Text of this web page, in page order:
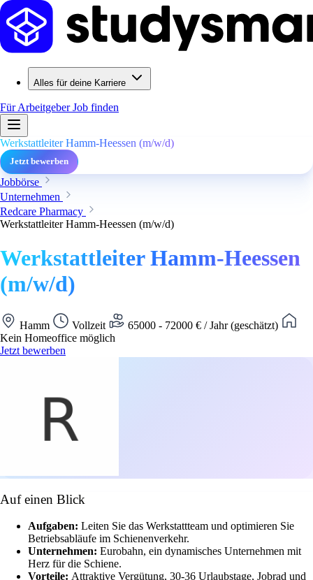
Alles für deine Karriere
Für ArbeitgeberJob finden
Werkstattleiter Hamm-Heessen (m/w/d)
Jetzt bewerben
Jobbörse
Unternehmen
Redcare Pharmacy
Werkstattleiter Hamm-Heessen (m/w/d)
Werkstattleiter Hamm-Heessen
(m/w/d)
Hamm Vollzeit
65000 - 72000 € / Jahr (geschätzt)
Kein Homeoffice möglich
Jetzt bewerben
Auf einen Blick
Aufgaben: Leiten Sie das Werkstattteam und optimieren Sie
Betriebsabläufe im Schienenverkehr.
Unternehmen: Eurobahn, ein dynamisches Unternehmen mit
Herz für die Schiene.
Vorteile: Attraktive Vergütung, 30-36 Urlaubstage, Jobrad und